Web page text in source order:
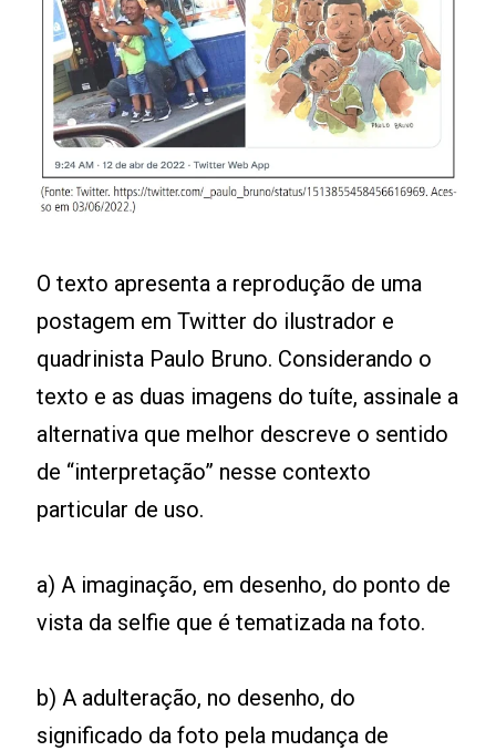
O texto apresenta a reprodução de uma
postagem em Twitter do ilustrador e
quadrinista Paulo Bruno. Considerando o
texto e as duas imagens do tuíte, assinale a
alternativa que melhor descreve o sentido
de “interpretação” nesse contexto
particular de uso.
a) A imaginação, em desenho, do ponto de
vista da selfie que é tematizada na foto.
b) A adulteração, no desenho, do
significado da foto pela mudança de